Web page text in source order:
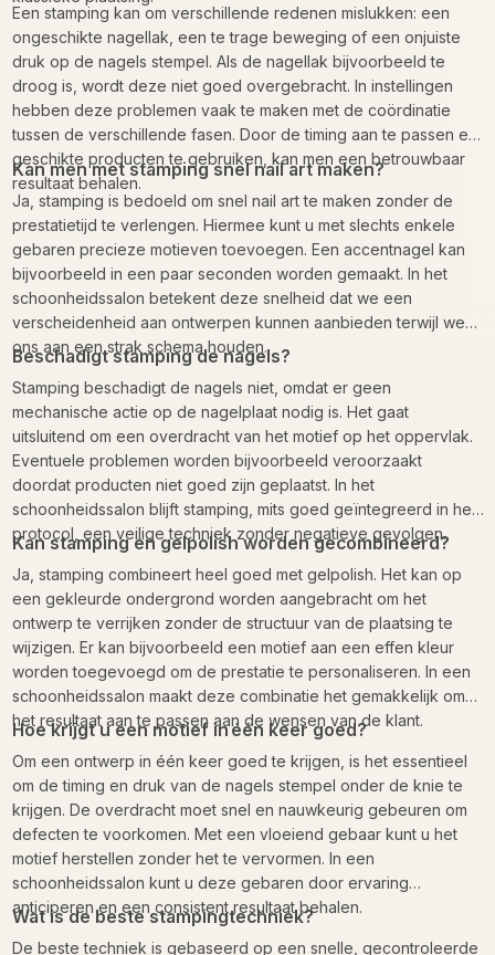
Een stamping kan om verschillende redenen mislukken: een
ongeschikte nagellak, een te trage beweging of een onjuiste
druk op de nagels stempel. Als de nagellak bijvoorbeeld te
droog is, wordt deze niet goed overgebracht. In instellingen
hebben deze problemen vaak te maken met de coördinatie
tussen de verschillende fasen. Door de timing aan te passen en
geschikte producten te gebruiken, kan men een betrouwbaar
resultaat behalen.
Kan men met stamping snel nail art maken?
Ja, stamping is bedoeld om snel nail art te maken zonder de
prestatietijd te verlengen. Hiermee kunt u met slechts enkele
gebaren precieze motieven toevoegen. Een accentnagel kan
bijvoorbeeld in een paar seconden worden gemaakt. In het
schoonheidssalon betekent deze snelheid dat we een
verscheidenheid aan ontwerpen kunnen aanbieden terwijl we
ons aan een strak schema houden.
Beschadigt stamping de nagels?
Stamping beschadigt de nagels niet, omdat er geen
mechanische actie op de nagelplaat nodig is. Het gaat
uitsluitend om een overdracht van het motief op het oppervlak.
Eventuele problemen worden bijvoorbeeld veroorzaakt
doordat producten niet goed zijn geplaatst. In het
schoonheidssalon blijft stamping, mits goed geïntegreerd in het
protocol, een veilige techniek zonder negatieve gevolgen.
Kan stamping en gelpolish worden gecombineerd?
Ja, stamping combineert heel goed met gelpolish. Het kan op
een gekleurde ondergrond worden aangebracht om het
ontwerp te verrijken zonder de structuur van de plaatsing te
wijzigen. Er kan bijvoorbeeld een motief aan een effen kleur
worden toegevoegd om de prestatie te personaliseren. In een
schoonheidssalon maakt deze combinatie het gemakkelijk om
het resultaat aan te passen aan de wensen van de klant.
Hoe krijgt u een motief in één keer goed?
Om een ontwerp in één keer goed te krijgen, is het essentieel
om de timing en druk van de nagels stempel onder de knie te
krijgen. De overdracht moet snel en nauwkeurig gebeuren om
defecten te voorkomen. Met een vloeiend gebaar kunt u het
motief herstellen zonder het te vervormen. In een
schoonheidssalon kunt u deze gebaren door ervaring
anticiperen en een consistent resultaat behalen.
Wat is de beste stampingtechniek?
De beste techniek is gebaseerd op een snelle, gecontroleerde